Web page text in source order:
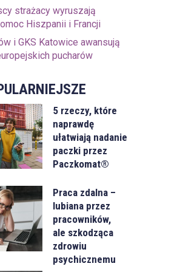
strażacy wyruszają
Hiszpanii i Francji
i GKS Katowice awansują
pucharów
5 rzeczy, które
naprawdę
ułatwiają nadanie
paczki przez
Paczkomat®
Praca zdalna –
lubiana przez
pracowników,
ale szkodząca
zdrowiu
psychicznemu